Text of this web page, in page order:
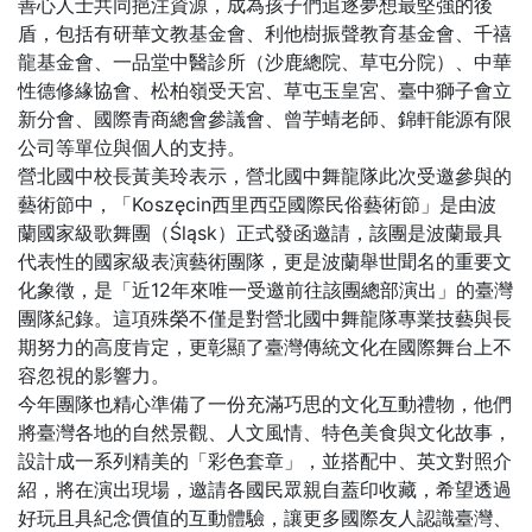
盾，包括有研華文教基金會、利他樹振聲教育基金會、千禧
龍基金會、一品堂中醫診所（沙鹿總院、草屯分院）、中華
性德修緣協會、松柏嶺受天宮、草屯玉皇宮、臺中獅子會立
新分會、國際青商總會參議會、曾芋蜻老師、錦軒能源有限
公司等單位與個人的支持。
營北國中校長黃美玲表示，營北國中舞龍隊此次受邀參與的
藝術節中，「Koszęcin西里西亞國際民俗藝術節」是由波
蘭國家級歌舞團（Śląsk）正式發函邀請，該團是波蘭最具
代表性的國家級表演藝術團隊，更是波蘭舉世聞名的重要文
化象徵，是「近12年來唯一受邀前往該團總部演出」的臺灣
團隊紀錄。這項殊榮不僅是對營北國中舞龍隊專業技藝與長
期努力的高度肯定，更彰顯了臺灣傳統文化在國際舞台上不
容忽視的影響力。
今年團隊也精心準備了一份充滿巧思的文化互動禮物，他們
將臺灣各地的自然景觀、人文風情、特色美食與文化故事，
設計成一系列精美的「彩色套章」，並搭配中、英文對照介
紹，將在演出現場，邀請各國民眾親自蓋印收藏，希望透過
好玩且具紀念價值的互動體驗，讓更多國際友人認識臺灣、